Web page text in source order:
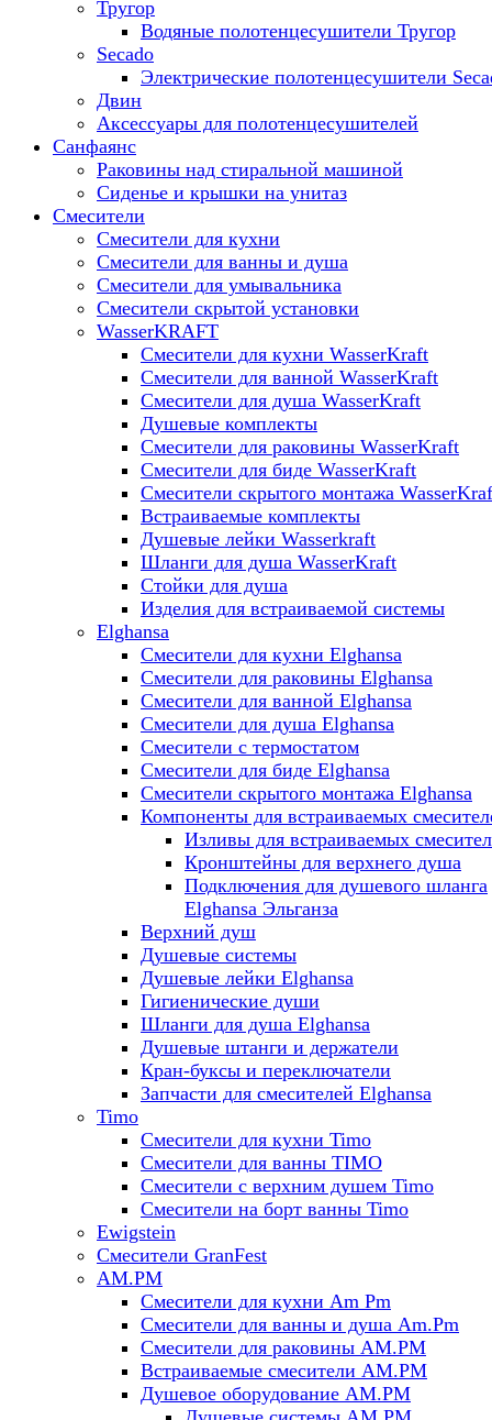
Тругор
Водяные полотенцесушители Тругор
Secado
Электрические полотенцесушители
Двин
Аксессуары для полотенцесушителей
Санфаянс
Раковины над стиральной машиной
Сиденье и крышки на унитаз
Смесители
Смесители для кухни
Смесители для ванны и душа
Смесители для умывальника
Смесители скрытой установки
WasserKRAFT
Смесители для кухни WasserKraft
Смесители для ванной WasserKraft
Смесители для душа WasserKraft
Душевые комплекты
Смесители для раковины WasserKraft
Смесители для биде WasserKraft
Смесители скрытого монтажа
Встраиваемые комплекты
Душевые лейки Wasserkraft
Шланги для душа WasserKraft
Стойки для душа
Изделия для встраиваемой системы
Elghansa
Смесители для кухни Elghansa
Смесители для раковины Elghansa
Смесители для ванной Elghansa
Смесители для душа Elghansa
Смесители с термостатом
Смесители для биде Elghansa
Смесители скрытого монтажа Elghansa
Компоненты для встраиваемых
Изливы для встраиваемых
Кронштейны для верхнего душа
Подключения для душевого шланга
Elghansa Эльганза
Верхний душ
Душевые системы
Душевые лейки Elghansa
Гигиенические души
Шланги для душа Elghansa
Душевые штанги и держатели
Кран-буксы и переключатели
Запчасти для смесителей Elghansa
Timo
Смесители для кухни Timo
Смесители для ванны TIMO
Смесители с верхним душем Timo
Смесители на борт ванны Timo
Ewigstein
Смесители GranFest
AM.PM
Смесители для кухни Am Pm
Смесители для ванны и душа Am.Pm
Смесители для раковины AM.PM
Встраиваемые смесители AM.PM
Душевое оборудование AM.PM